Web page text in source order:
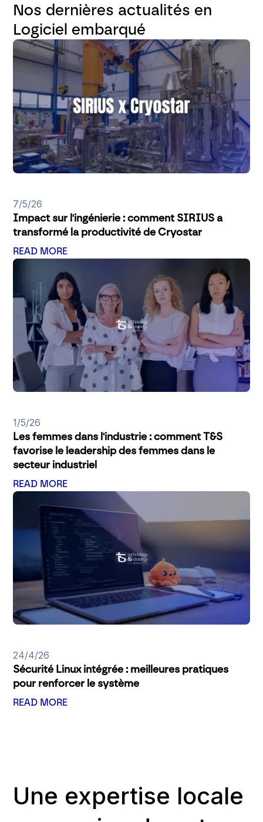
Nos dernières actualités en
Logiciel embarqué
7/5/26
Impact sur l'ingénierie : comment SIRIUS a
transformé la productivité de Cryostar
READ MORE
1/5/26
Les femmes dans l'industrie : comment T&S
favorise le leadership des femmes dans le
secteur industriel
READ MORE
24/4/26
Sécurité Linux intégrée : meilleures pratiques
pour renforcer le système
READ MORE
Une expertise locale